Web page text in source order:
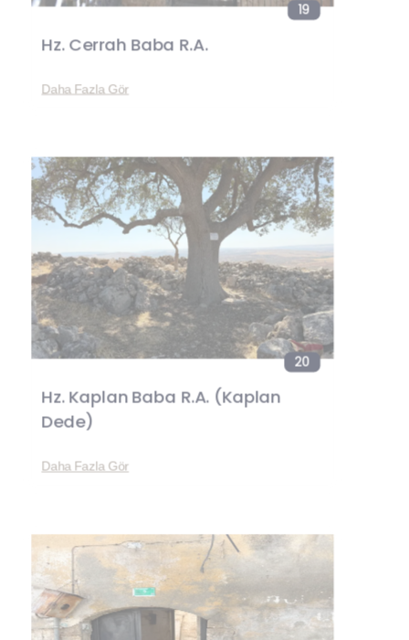
19
Hz. Cerrah Baba R.A.
Daha Fazla Gör
20
Hz. Kaplan Baba R.A. (Kaplan
Dede)
Daha Fazla Gör